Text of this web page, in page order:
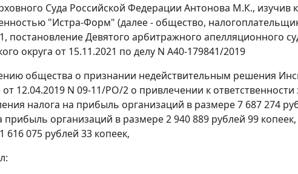
Суда Российской Федерации Антонова М.К.,
"Истра-Форм" (далее - общество,
постановление Девятого арбитражного апелляционного
округа от 15.11.2021 по делу N А40-179841/2019
общества о признании недействительным решения
от 12.04.2019 N 09-11/РО/2 о привлечении к
налога на прибыль организаций в размере 7 687 274
прибыль организаций в размере 2 940 889 рублей 99
616 075 рублей 33 копеек,